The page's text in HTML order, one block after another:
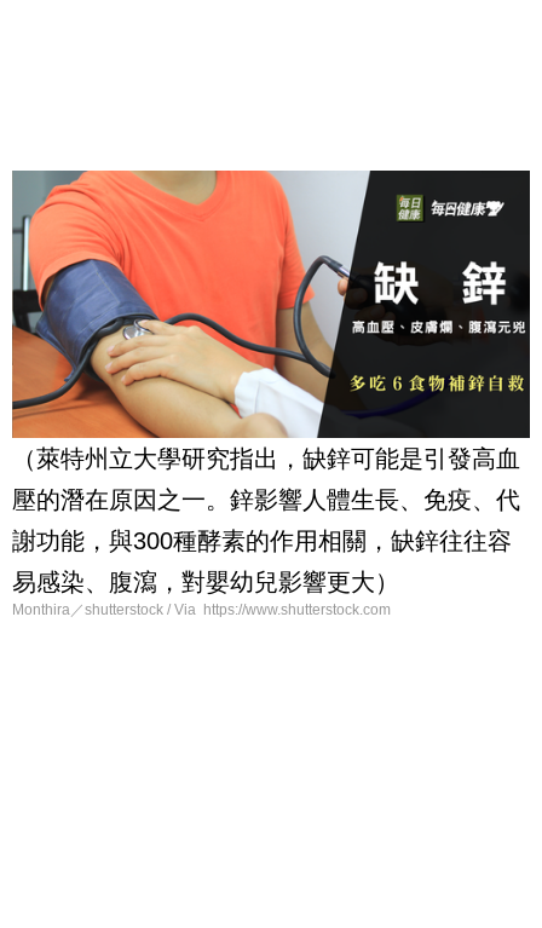
（萊特州立大學研究指出，缺鋅可能是引發高血
壓的潛在原因之一。鋅影響人體生長、免疫、代
謝功能，與300種酵素的作用相關，缺鋅往往容
易感染、腹瀉，對嬰幼兒影響更大）
Monthira／shutterstock / Via https://www.shutterstock.com